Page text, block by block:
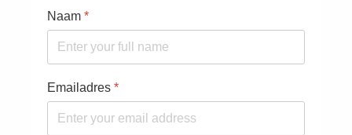
Naam *
Emailadres *